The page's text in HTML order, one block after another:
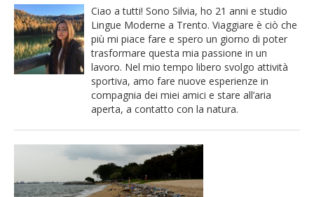
FAQ
Chi Siamo
Partner
German
Spanish
curiosità
vivere e viaggiare verde
news ed eventi
ecohotel
rassegna stampa
Ciao a tutti! Sono Silvia, ho 21 anni e studio
Lingue Moderne a Trento. Viaggiare è ciò che
più mi piace fare e spero un giorno di poter
trasformare questa mia passione in un
lavoro. Nel mio tempo libero svolgo attività
sportiva, amo fare nuove esperienze in
compagnia dei miei amici e stare all’aria
aperta, a contatto con la natura.